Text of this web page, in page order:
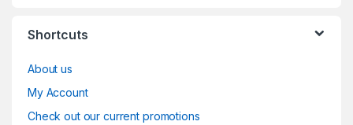
Shortcuts
About us
My Account
Check out our current promotions